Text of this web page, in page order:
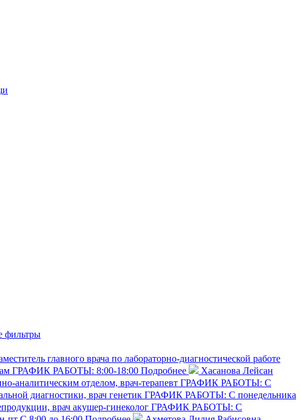
фильтры
главного врача по лабораторно-диагностической работе
ГРАФИК РАБОТЫ: 8:00-18:00 Подробнее
Хасанова Лейсан
аналитическим отделом, врач-терапевт ГРАФИК РАБОТЫ: С
диагностики, врач генетик ГРАФИК РАБОТЫ: С понедельника
врач акушер-гинеколог ГРАФИК РАБОТЫ: С